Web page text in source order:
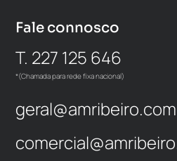
Fale connosco
T. 227 125 646
*(Chamada para rede fixa nacional)
geral@amribeiro.com